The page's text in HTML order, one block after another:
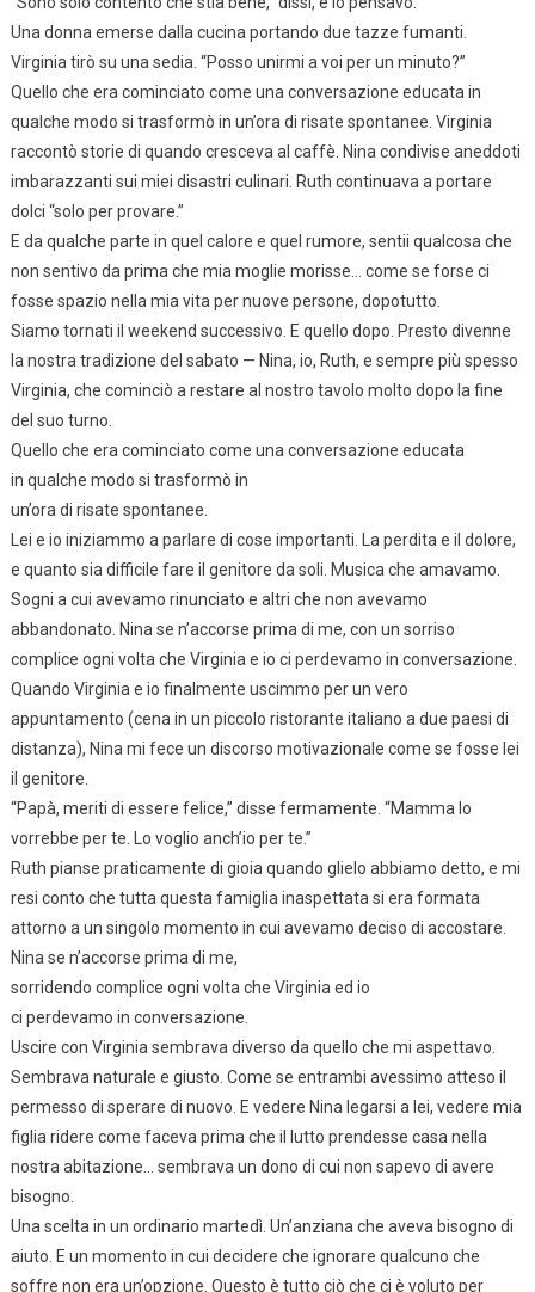
Una donna emerse dalla cucina portando due tazze fumanti.
Virginia tirò su una sedia. “Posso unirmi a voi per un minuto?”
Quello che era cominciato come una conversazione educata in
qualche modo si trasformò in un’ora di risate spontanee. Virginia
raccontò storie di quando cresceva al caffè. Nina condivise aneddoti
imbarazzanti sui miei disastri culinari. Ruth continuava a portare
dolci “solo per provare.”
E da qualche parte in quel calore e quel rumore, sentii qualcosa che
non sentivo da prima che mia moglie morisse… come se forse ci
fosse spazio nella mia vita per nuove persone, dopotutto.
Siamo tornati il weekend successivo. E quello dopo. Presto divenne
la nostra tradizione del sabato — Nina, io, Ruth, e sempre più spesso
Virginia, che cominciò a restare al nostro tavolo molto dopo la fine
del suo turno.
Quello che era cominciato come una conversazione educata
in qualche modo si trasformò in
un’ora di risate spontanee.
Lei e io iniziammo a parlare di cose importanti. La perdita e il dolore,
e quanto sia difficile fare il genitore da soli. Musica che amavamo.
Sogni a cui avevamo rinunciato e altri che non avevamo
abbandonato. Nina se n’accorse prima di me, con un sorriso
complice ogni volta che Virginia e io ci perdevamo in conversazione.
Quando Virginia e io finalmente uscimmo per un vero
appuntamento (cena in un piccolo ristorante italiano a due paesi di
distanza), Nina mi fece un discorso motivazionale come se fosse lei
il genitore.
“Papà, meriti di essere felice,” disse fermamente. “Mamma lo
vorrebbe per te. Lo voglio anch’io per te.”
Ruth pianse praticamente di gioia quando glielo abbiamo detto, e mi
resi conto che tutta questa famiglia inaspettata si era formata
attorno a un singolo momento in cui avevamo deciso di accostare.
Nina se n’accorse prima di me,
sorridendo complice ogni volta che Virginia ed io
ci perdevamo in conversazione.
Uscire con Virginia sembrava diverso da quello che mi aspettavo.
Sembrava naturale e giusto. Come se entrambi avessimo atteso il
permesso di sperare di nuovo. E vedere Nina legarsi a lei, vedere mia
figlia ridere come faceva prima che il lutto prendesse casa nella
nostra abitazione… sembrava un dono di cui non sapevo di avere
bisogno.
Una scelta in un ordinario martedì. Un’anziana che aveva bisogno di
aiuto. E un momento in cui decidere che ignorare qualcuno che
soffre non era un’opzione. Questo è tutto ciò che ci è voluto per